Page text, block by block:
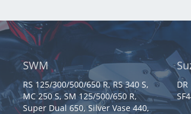
SWM
RS 125/300/500/650 R, RS 340 S,
MC 250 S, SM 125/500/650 R,
Super Dual 650, Silver Vase 440,
DR